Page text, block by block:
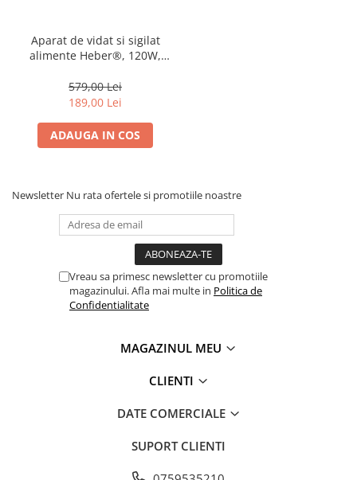
Aparat de vidat si sigilat
alimente Heber®, 120W,
umed/uscata/soft, panou
de comanda tactil, 30 cm
Sigilare si Vidare Automata,
Gri
579,00 Lei
189,00 Lei
ADAUGA IN COS
Newsletter Nu rata ofertele si promotiile noastre
Vreau sa primesc newsletter cu promotiile
magazinului. Afla mai multe in Politica de
Confidentialitate
MAGAZINUL MEU
CLIENTI
DATE COMERCIALE
SUPORT CLIENTI